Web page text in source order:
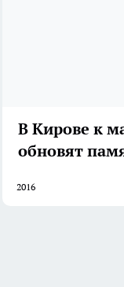
В Кирове к
обновят
2016